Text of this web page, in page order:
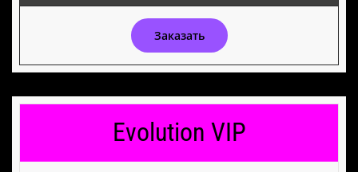
Заказать
Evolution VIP